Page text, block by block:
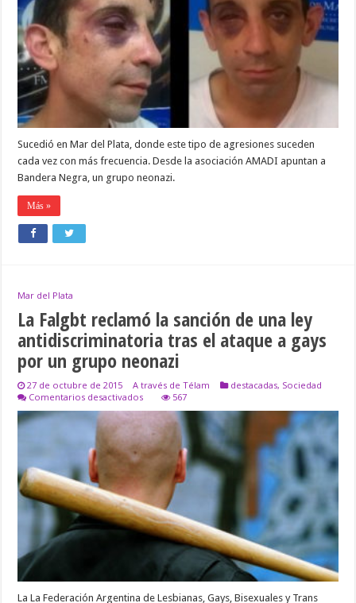
golpeado
por
una
patota
neonazi
Sucedió en Mar del Plata, donde este tipo de agresiones suceden
cada vez con más frecuencia. Desde la asociación AMADI apuntan a
Bandera Negra, un grupo neonazi.
Más »
Mar del Plata
La Falgbt reclamó la sanción de una ley
antidiscriminatoria tras el ataque a gays
por un grupo neonazi
27 de octubre de 2015 A través de Télam destacadas, Sociedad
Comentarios desactivadosen
reclamó
la
sanción
ley
antidiscriminatoria
tras
el
ataque
grupo
567
La La Federación Argentina de Lesbianas, Gays, Bisexuales y Trans